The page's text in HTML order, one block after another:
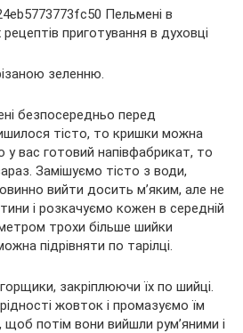
зеленню.
безпосередньо перед
тісто, то кришки можна
вас готовий напівфабрикат, то
Замішуємо тісто з води,
вийти досить м’яким, але не
і розкачуємо кожен в середній
трохи більше шийки
підрівняти по тарілці.
закріплюючи їх по шийці.
жовток і промазуємо їм
щоб потім вони вийшли рум’яними і